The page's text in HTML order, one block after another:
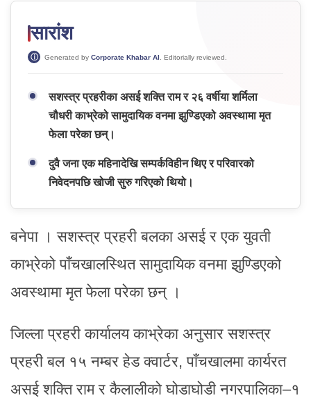
सारांश
Generated by Corporate Khabar AI . Editorially reviewed.
सशस्त्र प्रहरीका असई शक्ति राम र २६ वर्षीया शर्मिला
चौधरी काभ्रेको सामुदायिक वनमा झुण्डिएको अवस्थामा मृत
फेला परेका छन्।
दुवै जना एक महिनादेखि सम्पर्कविहीन थिए र परिवारको
निवेदनपछि खोजी सुरु गरिएको थियो।
बनेपा । सशस्त्र प्रहरी बलका असई र एक युवती
काभ्रेको पाँचखालस्थित सामुदायिक वनमा झुण्डिएको
अवस्थामा मृत फेला परेका छन् ।
जिल्ला प्रहरी कार्यालय काभ्रेका अनुसार सशस्त्र
प्रहरी बल १५ नम्बर हेड क्वार्टर, पाँचखालमा कार्यरत
असई शक्ति राम र कैलालीको घोडाघोडी नगरपालिका–१